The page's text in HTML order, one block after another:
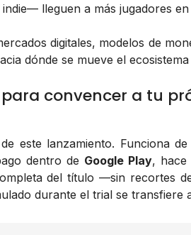
lleguen a más jugadores en
digitales, modelos de
dónde se mueve el
convencer a tu
este lanzamiento. Funciona
dentro de Google Play, hace
del título —sin recortes
durante el trial se transfiere